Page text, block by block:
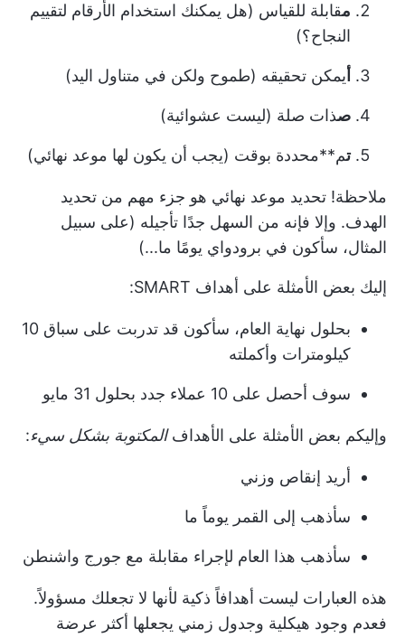
مقابلة للقياس (هل يمكنك استخدام الأرقام لتقييم
النجاح؟)
أيمكن تحقيقه (طموح ولكن في متناول اليد)
صذات صلة (ليست عشوائية)
تم**محددة بوقت (يجب أن يكون لها موعد نهائي)
ملاحظة! تحديد موعد نهائي هو جزء مهم من تحديد
الهدف. وإلا فإنه من السهل جدًا تأجيله (على سبيل
المثال، سأكون في برودواي يومًا ما...)
إليك بعض الأمثلة على أهداف SMART:
بحلول نهاية العام، سأكون قد تدربت على سباق 10
كيلومترات وأكملته
سوف أحصل على 10 عملاء جدد بحلول 31 مايو
وإليكم بعض الأمثلة على الأهدافالمكتوبة بشكل سيء:
أريد إنقاص وزني
سأذهب إلى القمر يوماً ما
سأذهب هذا العام لإجراء مقابلة مع جورج واشنطن
هذه العبارات ليست أهدافاً ذكية لأنها لا تجعلك مسؤولاً.
فعدم وجود هيكلية وجدول زمني يجعلها أكثر عرضة